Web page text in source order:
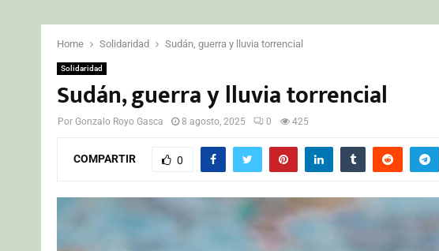
Home Solidaridad Sudán, guerra y lluvia torrencial
Solidaridad
Sudán, guerra y lluvia torrencial
Por Gonzalo Royo Gasca 8 agosto, 2025 0 425
COMPARTIR 0